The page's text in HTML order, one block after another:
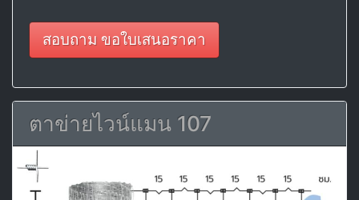
สอบถาม ขอใบเสนอราคา
ตาข่ายไวน์แมน 107